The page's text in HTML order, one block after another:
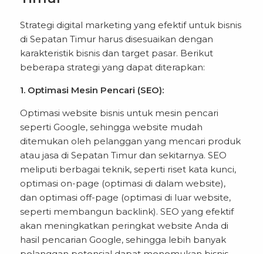
Strategi digital marketing yang efektif untuk bisnis
di Sepatan Timur harus disesuaikan dengan
karakteristik bisnis dan target pasar. Berikut
beberapa strategi yang dapat diterapkan:
1. Optimasi Mesin Pencari (SEO):
Optimasi website bisnis untuk mesin pencari
seperti Google, sehingga website mudah
ditemukan oleh pelanggan yang mencari produk
atau jasa di Sepatan Timur dan sekitarnya. SEO
meliputi berbagai teknik, seperti riset kata kunci,
optimasi on-page (optimasi di dalam website),
dan optimasi off-page (optimasi di luar website,
seperti membangun backlink). SEO yang efektif
akan meningkatkan peringkat website Anda di
hasil pencarian Google, sehingga lebih banyak